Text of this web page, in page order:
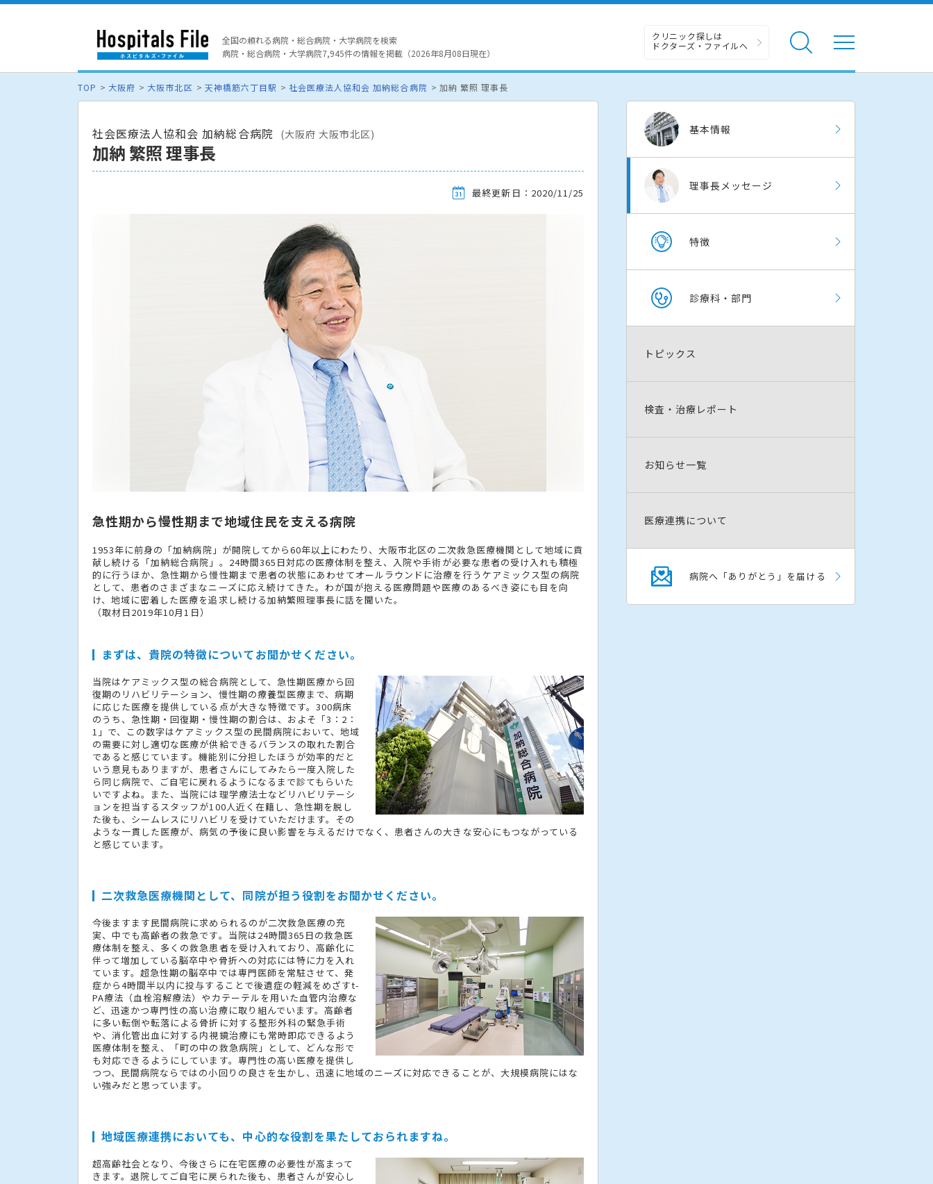
全国の頼れる病院・総合病院・大学病院を検索
病院・総合病院・大学病院7,945件の情報を掲載（2026年8月08日現在）
クリニック探しは
ドクターズ・ファイルへ
TOP 大阪府 大阪市北区 天神橋筋六丁目駅 社会医療法人協和会 加納総合病院 加納 繁照 理事長
社会医療法人協和会 加納総合病院 (大阪府 大阪市北区)
加納 繁照 理事長
最終更新日：2020/11/25
急性期から慢性期まで地域住民を支える病院
1953年に前身の「加納病院」が開院してから60年以上にわたり、大阪市北区の二次救急医療機関として地域に貢
献し続ける「加納総合病院」。24時間365日対応の医療体制を整え、入院や手術が必要な患者の受け入れも積極
的に行うほか、急性期から慢性期まで患者の状態にあわせてオールラウンドに治療を行うケアミックス型の病院
として、患者のさまざまなニーズに応え続けてきた。わが国が抱える医療問題や医療のあるべき姿にも目を向
け、地域に密着した医療を追求し続ける加納繁照理事長に話を聞いた。
（取材日2019年10月1日）
まずは、貴院の特徴についてお聞かせください。
当院はケアミックス型の総合病院として、急性期医療から回
復期のリハビリテーション、慢性期の療養型医療まで、病期
に応じた医療を提供している点が大きな特徴です。300病床
のうち、急性期・回復期・慢性期の割合は、およそ「3：2：
1」で、この数字はケアミックス型の民間病院において、地域
の需要に対し適切な医療が供給できるバランスの取れた割合
であると感じています。機能別に分担したほうが効率的だと
いう意見もありますが、患者さんにしてみたら一度入院した
ら同じ病院で、ご自宅に戻れるようになるまで診てもらいた
いですよね。また、当院には理学療法士などリハビリテーシ
ョンを担当するスタッフが100人近く在籍し、急性期を脱し
た後も、シームレスにリハビリを受けていただけます。その
ような一貫した医療が、病気の予後に良い影響を与えるだけでなく、患者さんの大きな安心にもつながっている
と感じています。
二次救急医療機関として、同院が担う役割をお聞かせください。
今後ますます民間病院に求められるのが二次救急医療の充
実、中でも高齢者の救急です。当院は24時間365日の救急医
療体制を整え、多くの救急患者を受け入れており、高齢化に
伴って増加している脳卒中や骨折への対応には特に力を入れ
ています。超急性期の脳卒中では専門医師を常駐させて、発
症から4時間半以内に投与することで後遺症の軽減をめざすt-
PA療法（血栓溶解療法）やカテーテルを用いた血管内治療な
ど、迅速かつ専門性の高い治療に取り組んでいます。高齢者
に多い転倒や転落による骨折に対する整形外科の緊急手術
や、消化管出血に対する内視鏡治療にも常時即応できるよう
医療体制を整え、「町の中の救急病院」として、どんな形で
も対応できるようにしています。専門性の高い医療を提供し
つつ、民間病院ならではの小回りの良さを生かし、迅速に地域のニーズに対応できることが、大規模病院にはな
い強みだと思っています。
地域医療連携においても、中心的な役割を果たしておられますね。
超高齢社会となり、今後さらに在宅医療の必要性が高まって
きます。退院してご自宅に戻られた後も、患者さんが安心し
基本情報
理事長メッセージ
特徴
診療科・部門
トピックス
検査・治療レポート
お知らせ一覧
医療連携について
病院へ「ありがとう」を届ける